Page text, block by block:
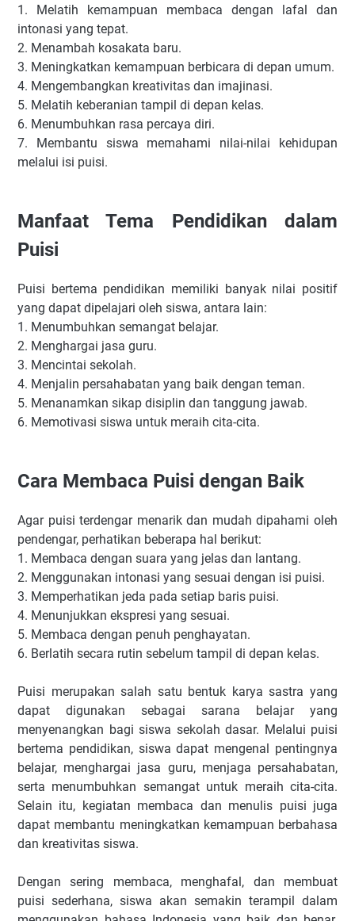
1. Melatih kemampuan membaca dengan lafal dan
intonasi yang tepat.
2. Menambah kosakata baru.
3. Meningkatkan kemampuan berbicara di depan umum.
4. Mengembangkan kreativitas dan imajinasi.
5. Melatih keberanian tampil di depan kelas.
6. Menumbuhkan rasa percaya diri.
7. Membantu siswa memahami nilai-nilai kehidupan
melalui isi puisi.
Manfaat Tema Pendidikan dalam
Puisi
Puisi bertema pendidikan memiliki banyak nilai positif
yang dapat dipelajari oleh siswa, antara lain:
1. Menumbuhkan semangat belajar.
2. Menghargai jasa guru.
3. Mencintai sekolah.
4. Menjalin persahabatan yang baik dengan teman.
5. Menanamkan sikap disiplin dan tanggung jawab.
6. Memotivasi siswa untuk meraih cita-cita.
Cara Membaca Puisi dengan Baik
Agar puisi terdengar menarik dan mudah dipahami oleh
pendengar, perhatikan beberapa hal berikut:
1. Membaca dengan suara yang jelas dan lantang.
2. Menggunakan intonasi yang sesuai dengan isi puisi.
3. Memperhatikan jeda pada setiap baris puisi.
4. Menunjukkan ekspresi yang sesuai.
5. Membaca dengan penuh penghayatan.
6. Berlatih secara rutin sebelum tampil di depan kelas.
Puisi merupakan salah satu bentuk karya sastra yang
dapat digunakan sebagai sarana belajar yang
menyenangkan bagi siswa sekolah dasar. Melalui puisi
bertema pendidikan, siswa dapat mengenal pentingnya
belajar, menghargai jasa guru, menjaga persahabatan,
serta menumbuhkan semangat untuk meraih cita-cita.
Selain itu, kegiatan membaca dan menulis puisi juga
dapat membantu meningkatkan kemampuan berbahasa
dan kreativitas siswa.
Dengan sering membaca, menghafal, dan membuat
puisi sederhana, siswa akan semakin terampil dalam